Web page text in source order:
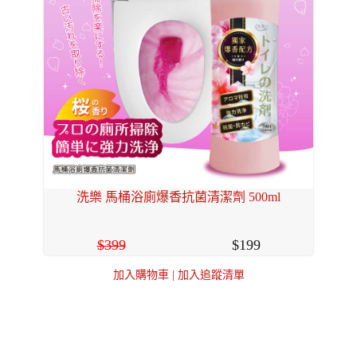
洗樂 馬桶浴廁爆香抗菌清潔劑 500ml
399 199
加入購物車 | 加入追蹤清單